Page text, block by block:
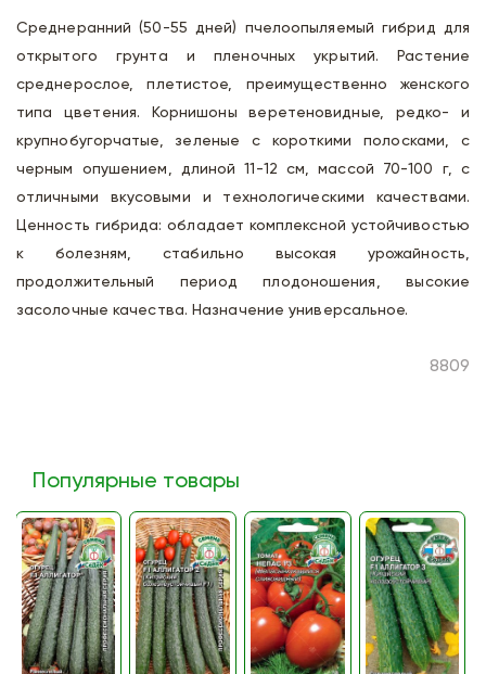
Среднеранний (50-55 дней) пчелоопыляемый гибрид для
открытого грунта и пленочных укрытий. Растение
среднерослое, плетистое, преимущественно женского
типа цветения. Корнишоны веретеновидные, редко- и
крупнобугорчатые, зеленые с короткими полосками, с
черным опушением, длиной 11-12 см, массой 70-100 г, с
отличными вкусовыми и технологическими качествами.
Ценность гибрида: обладает комплексной устойчивостью
к болезням, стабильно высокая урожайность,
продолжительный период плодоношения, высокие
засолочные качества. Назначение универсальное.
8809
Популярные товары